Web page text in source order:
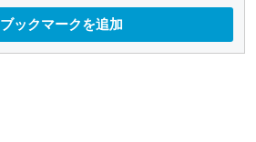
ブックマークを追加